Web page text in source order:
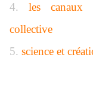
4. les canaux
collective
5. science et